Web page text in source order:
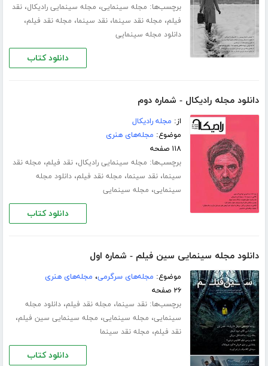
برچسب‌ها: مجله سینمایی، مجله سینمایی رادیکال،نقد
فیلم، مجله نقد سینما،نقد سینما، مجله نقد فیلم،
دانلود مجله سینمایی
دانلود کتاب
دانلود مجله رادیکال - شماره دوم
از: مجله رادیکال
موضوع: مجله‌های هنری
۱۱۸ صفحه
برچسب‌ها: مجله سینمایی رادیکال،نقد فیلم، مجله نقد
سینما،نقد سینما، مجله نقد فیلم،دانلود مجله
سینمایی، مجله سینمایی
دانلود کتاب
دانلود مجله سینمایی سین فیلم - شماره اول
موضوع: مجله‌های سرگرمی، مجله‌های هنری
۲۶ صفحه
برچسب‌ها:نقد سینما، مجله نقد فیلم،دانلود مجله
سینمایی، مجله سینمایی، مجله سینمایی سین فیلم،
نقد فیلم، مجله نقد سینما
دانلود کتاب